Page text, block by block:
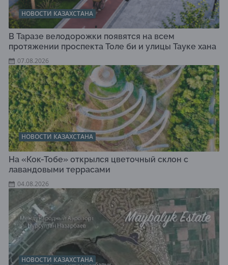
НОВОСТИ КАЗАХСТАНА
В Таразе велодорожки появятся на всем
протяжении проспекта Толе би и улицы Тауке хана
07.08.2026
НОВОСТИ КАЗАХСТАНА
На «Кок-Тобе» открылся цветочный склон с
лавандовыми террасами
04.08.2026
НОВОСТИ КАЗАХСТАНА